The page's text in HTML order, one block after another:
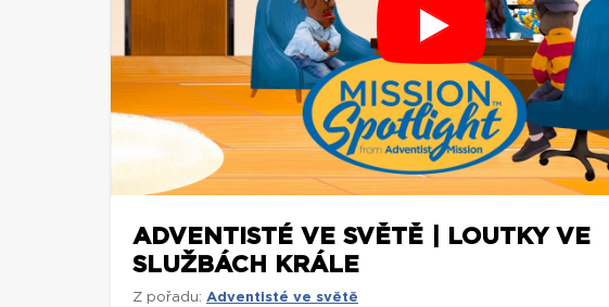
ADVENTISTÉ VE SVĚTĚ | LOUTKY VE
SLUŽBÁCH KRÁLE
Z pořadu: Adventisté ve světě